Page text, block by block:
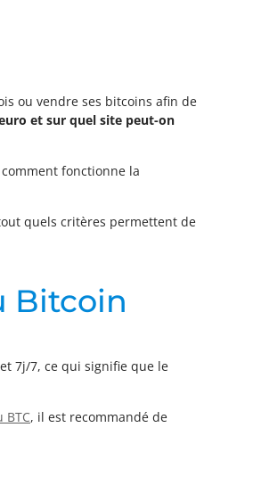
ou vendre ses bitcoins afin de
et sur quel site peut-on
fonctionne la
quels critères permettent de
Bitcoin
7j/7, ce qui signifie que le
, il est recommandé de